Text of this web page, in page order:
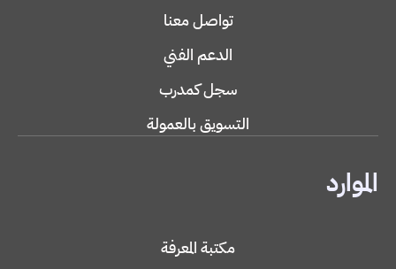
تواصل معنا
الدعم الفني
سجل كمدرب
التسويق بالعمولة
الموارد
مكتبة المعرفة